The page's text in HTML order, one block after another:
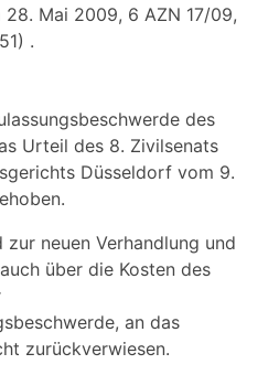
28. Mai 2009, 6 AZN 17/09,
.
des
Urteil des 8. Zivilsenats
Düsseldorf vom 9.
zur neuen Verhandlung und
über die Kosten des
an das
zurückverwiesen.